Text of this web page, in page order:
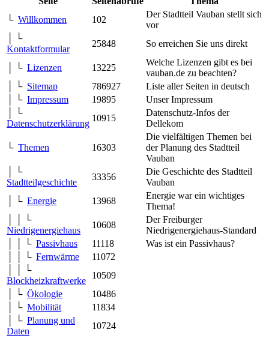
└ Willkommen 102
Der Stadtteil Vauban stellt sich
vor
│ └
Kontaktformular
25848 So erreichen Sie uns direkt
│ └ Lizenzen 13225
Welche Lizenzen gibt es bei
vauban.de zu beachten?
│ └ Sitemap 786927
Liste aller Seiten in deutsch
│ └ Impressum 19895
Unser Impressum
│ └
Datenschutzerklärung
10915
Datenschutz-Infos der
Dellekom
└ Themen 16303
Die vielfältigen Themen bei
der Planung des Stadtteil
Vauban
│ └
Stadtteilgeschichte
33356
Die Geschichte des Stadtteil
Vauban
│ └ Energie 13968
Energie war ein wichtiges
Thema!
│ │ └
Niedrigenergiehaus
10608
Der Freiburger
Niedrigenergiehaus-Standard
│ │ └ Passivhaus 11118
Was ist ein Passivhaus?
│ │ └ Fernwärme
11072
│ │ └
Blockheizkraftwerke
10509
│ └ Ökologie
10486
│ └ Mobilität
11834
│ └ Planung und
Daten
10724